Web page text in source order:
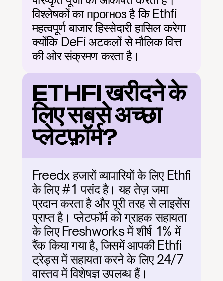
विश्लेषकों का прогноз है कि Ethfi
महत्वपूर्ण बाजार हिस्सेदारी हासिल करेगा
क्योंकि DeFi अटकलों से मौलिक वित्त
की ओर संक्रमण करता है।
ETHFI खरीदने के
लिए सबसे अच्छा
प्लेटफ़ॉर्म?
Freedx हजारों व्यापारियों के लिए Ethfi
के लिए #1 पसंद है। यह तेज़ जमा
प्रदान करता है और पूरी तरह से लाइसेंस
प्राप्त है। प्लेटफॉर्म को ग्राहक सहायता
के लिए Freshworks में शीर्ष 1% में
रैंक किया गया है, जिसमें आपकी Ethfi
ट्रेड्स में सहायता करने के लिए 24/7
वास्तव में विशेषज्ञ उपलब्ध हैं।